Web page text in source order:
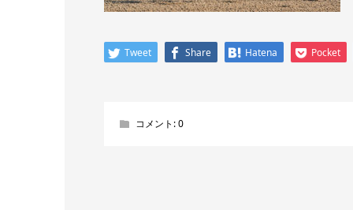
Tweet Share Hatena Pocket
コメント:0